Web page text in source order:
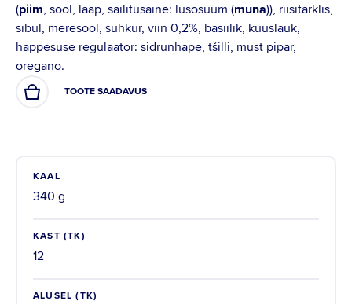
(piim, sool, laap, säilitusaine: lüsosüüm (muna)), riisitärklis,
sibul, meresool, suhkur, viin 0,2%, basiilik, küüslauk,
happesuse regulaator: sidrunhape, tšilli, must pipar,
oregano.
TOOTE SAADAVUS
KAAL
340 g
KAST (TK)
12
ALUSEL (TK)